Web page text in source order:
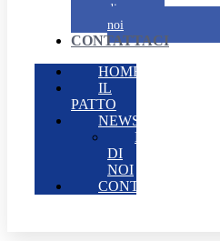
di
noi
CONTATTACI
HOME
IL
PATTO
NEWS
PARLANO
DI
NOI
CONTATTACI